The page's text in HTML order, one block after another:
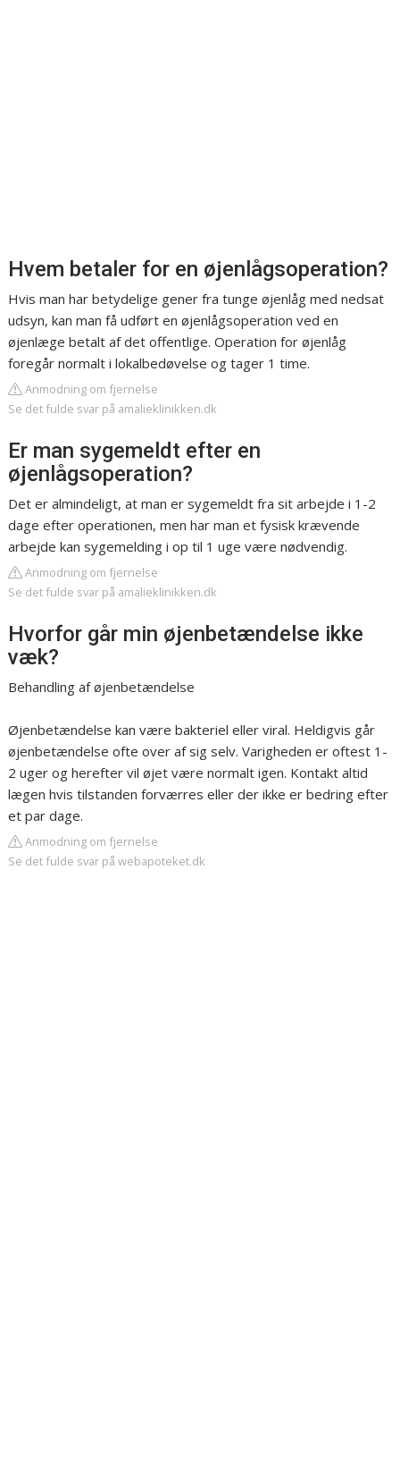
Hvem betaler for en øjenlågsoperation?
Hvis man har betydelige gener fra tunge øjenlåg med nedsat
udsyn, kan man få udført en øjenlågsoperation ved en
øjenlæge betalt af det offentlige. Operation for øjenlåg
foregår normalt i lokalbedøvelse og tager 1 time.
Anmodning om fjernelse
Se det fulde svar på amalieklinikken.dk
Er man sygemeldt efter en
øjenlågsoperation?
Det er almindeligt, at man er sygemeldt fra sit arbejde i 1-2
dage efter operationen, men har man et fysisk krævende
arbejde kan sygemelding i op til 1 uge være nødvendig.
Anmodning om fjernelse
Se det fulde svar på amalieklinikken.dk
Hvorfor går min øjenbetændelse ikke
væk?
Behandling af øjenbetændelse
Øjenbetændelse kan være bakteriel eller viral. Heldigvis går
øjenbetændelse ofte over af sig selv. Varigheden er oftest 1-
2 uger og herefter vil øjet være normalt igen. Kontakt altid
lægen hvis tilstanden forværres eller der ikke er bedring efter
et par dage.
Anmodning om fjernelse
Se det fulde svar på webapoteket.dk